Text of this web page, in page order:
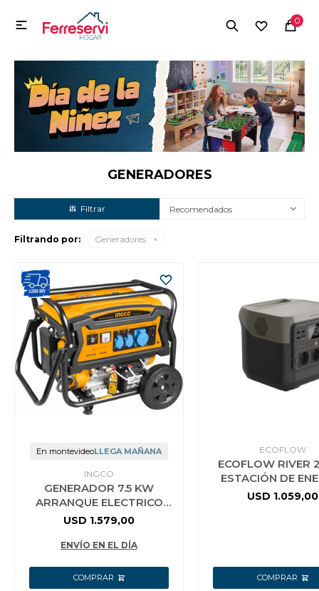
0

GENERADORES
Recomendados
Filtrando por: Generadores
En montevideoLLEGA MAÑANA
INGCO
GENERADOR 7.5 KW
ARRANQUE ELECTRICO
INGCO GE75006
USD 1.579,00
ENVÍO EN EL DÍA
ECOFLOW
ECOFLOW RIVER
ESTACIÓN DE
PORTÁTIL 8
USD 1.059,00
MI CUENTA
Menú Herramientas y Construcción Electrodomésticos
Herramientas y Construcción
Electrodomésticos
Tecnología
Deportes
Camping
Jardín y Aire Libre
Juguetes y artículos para bebé
Gastronomía